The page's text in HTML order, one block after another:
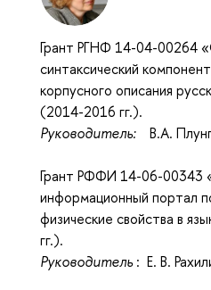
Грант РГНФ 14-04-00264
синтаксический
корпусного описания
(2014-2016 гг.).
Руководитель:
В.А.
Грант РФФИ 14-06-00343
информационный портал
физические свойства в
гг.).
Руководитель : Е. В.